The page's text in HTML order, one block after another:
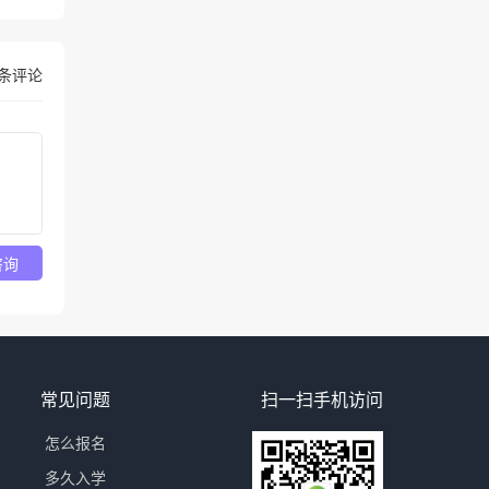
评论
常见问题
怎么报名
多久入学
扫一扫手机访问